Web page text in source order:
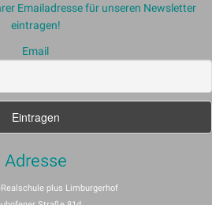
Emailadresse für unseren Newsletter
eintragen!
Email
Adresse
Realschule plus Limburgerhof